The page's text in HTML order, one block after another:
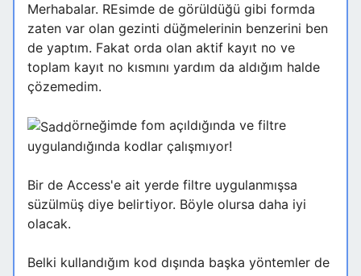
Merhabalar. REsimde de görüldüğü gibi formda
zaten var olan gezinti düğmelerinin benzerini ben
de yaptım. Fakat orda olan aktif kayıt no ve
toplam kayıt no kısmını yardım da aldığım halde
çözemedim.
örneğimde fom açıldığında ve filtre
uygulandığında kodlar çalışmıyor!
Bir de Access'e ait yerde filtre uygulanmışsa
süzülmüş diye belirtiyor. Böyle olursa daha iyi
olacak.
Belki kullandığım kod dışında başka yöntemler de